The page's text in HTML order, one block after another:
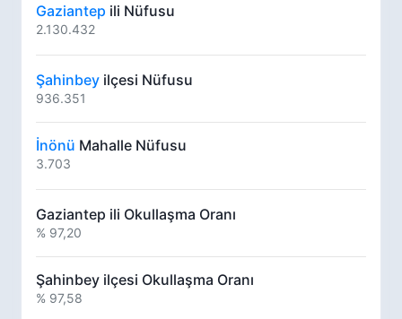
Gaziantep ili Nüfusu
2.130.432
Şahinbey ilçesi Nüfusu
936.351
İnönü Mahalle Nüfusu
3.703
Gaziantep ili Okullaşma Oranı
% 97,20
Şahinbey ilçesi Okullaşma Oranı
% 97,58